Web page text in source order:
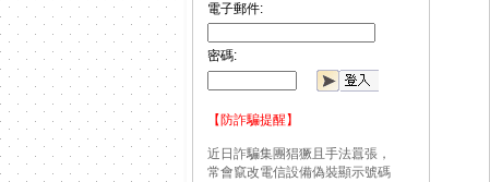
電子郵件:
密碼:
【防詐騙提醒】
近日詐騙集團猖獗且手法囂張，
常會竄改電信設備偽裝顯示號碼